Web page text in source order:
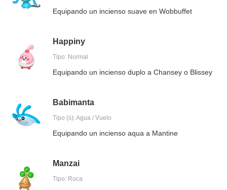
Equipando un incienso suave en Wobbuffet
Happiny
Tipo: Normal
Equipando un incienso duplo a Chansey o Blissey
Babimanta
Tipo (s): Agua / Vuelo
Equipando un incienso aqua a Mantine
Manzai
Tipo: Roca